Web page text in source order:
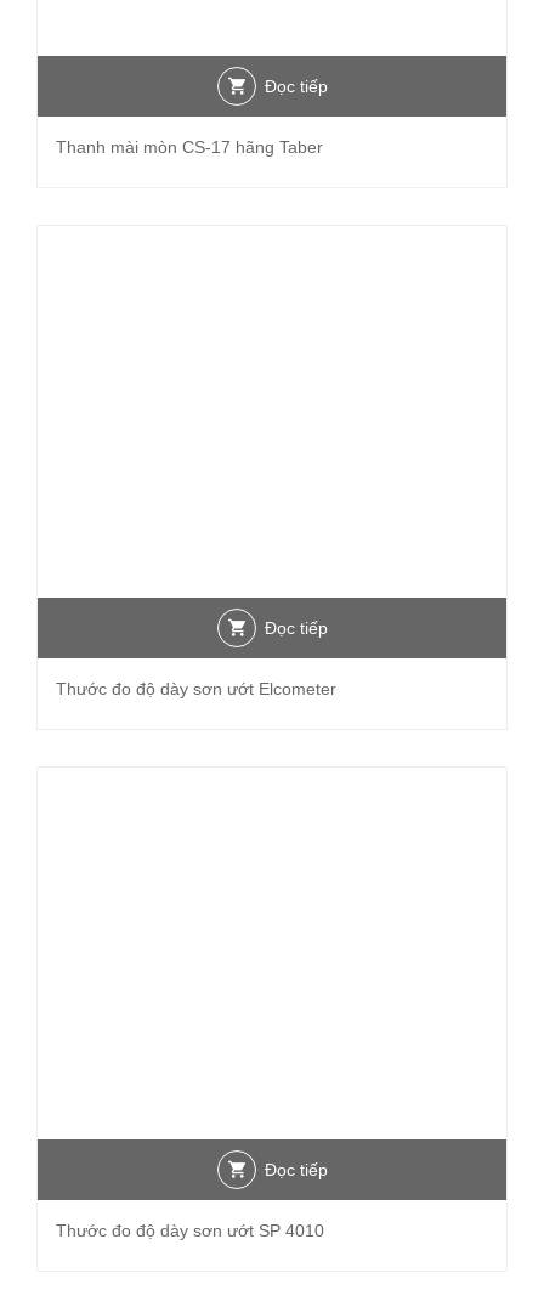
Đọc tiếp
Thanh mài mòn CS-17 hãng Taber
Đọc tiếp
Thước đo độ dày sơn ướt Elcometer
Đọc tiếp
Thước đo độ dày sơn ướt SP 4010